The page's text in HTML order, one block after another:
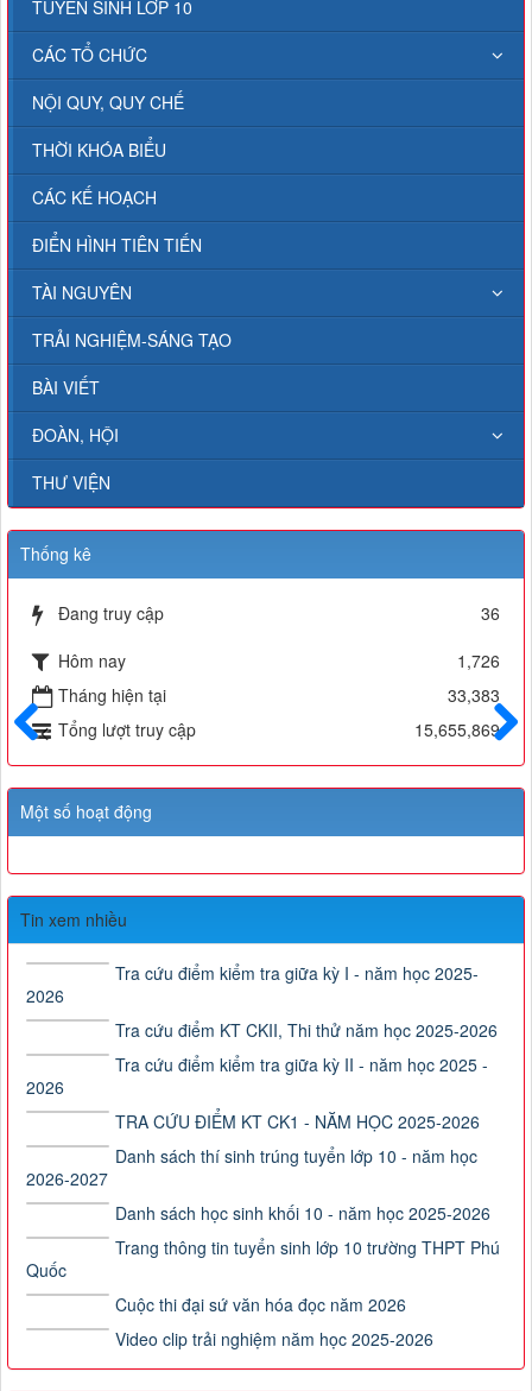
TUYỂN SINH LỚP 10
CÁC TỔ CHỨC
NỘI QUY, QUY CHẾ
THỜI KHÓA BIỂU
CÁC KẾ HOẠCH
ĐIỂN HÌNH TIÊN TIẾN
TÀI NGUYÊN
TRẢI NGHIỆM-SÁNG TẠO
BÀI VIẾT
ĐOÀN, HỘI
THƯ VIỆN
Thống kê
Đang truy cập
36
Hôm nay
1,726
Tháng hiện tại
33,383
Tổng lượt truy cập
15,655,869
Một số hoạt động
Tin xem nhiều
Tra cứu điểm kiểm tra giữa kỳ I - năm học 2025-
2026
Tra cứu điểm KT CKII, Thi thử năm học 2025-2026
Tra cứu điểm kiểm tra giữa kỳ II - năm học 2025 -
2026
TRA CỨU ĐIỂM KT CK1 - NĂM HỌC 2025-2026
Danh sách thí sinh trúng tuyển lớp 10 - năm học
2026-2027
Danh sách học sinh khối 10 - năm học 2025-2026
Trang thông tin tuyển sinh lớp 10 trường THPT Phú
Quốc
Cuộc thi đại sứ văn hóa đọc năm 2026
Video clip trải nghiệm năm học 2025-2026